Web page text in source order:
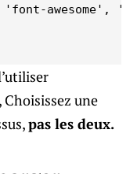
awesome',
une
pas les deux.